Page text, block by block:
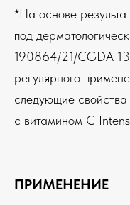
*На основе
под
190864/21/CGDA
регулярного
следующие свойства
с витамином C
ПРИМЕНЕНИЕ